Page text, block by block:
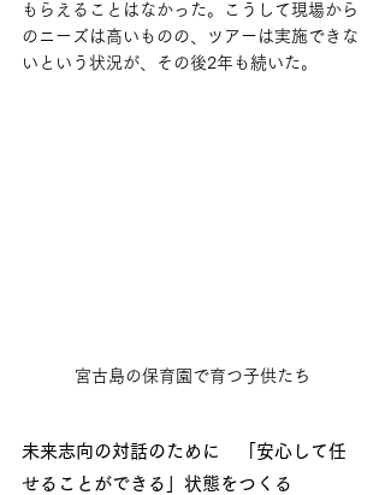
もらえることはなかった。こうして現場から
のニーズは高いものの、ツアーは実施できな
いという状況が、その後2年も続いた。
宮古島の保育園で育つ子供たち
未来志向の対話のために　「安心して任
せることができる」状態をつくる